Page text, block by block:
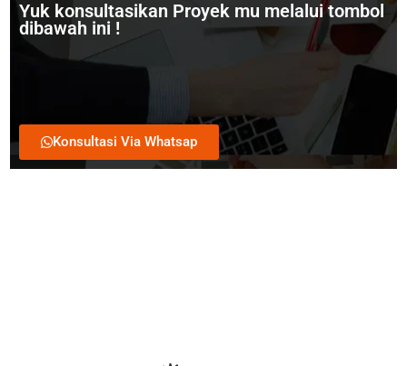
Yuk konsultasikan Proyek mu melalui tombol
dibawah ini !
Konsultasi Via Whatsap